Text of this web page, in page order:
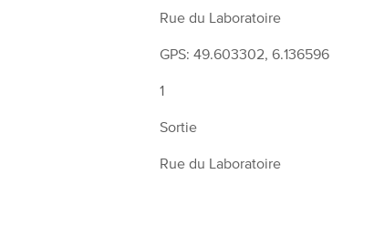
Rue du Laboratoire
GPS: 49.603302, 6.136596
1
Sortie
Rue du Laboratoire